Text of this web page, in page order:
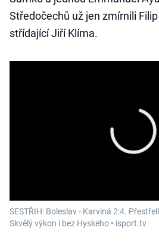
Středočechů už jen zmírnili
střídající Jiří Klíma.
SESTŘIH: Boleslav - Karviná 2:4.
Skvělý výkon i bez Hyského • isport.tv